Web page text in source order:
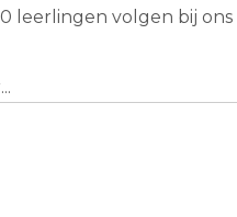
leerlingen volgen bij